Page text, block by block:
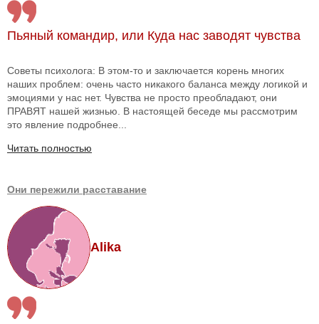
Пьяный командир, или Куда нас заводят чувства
Советы психолога: В этом-то и заключается корень многих
наших проблем: очень часто никакого баланса между логикой и
эмоциями у нас нет. Чувства не просто преобладают, они
ПРАВЯТ нашей жизнью. В настоящей беседе мы рассмотрим
это явление подробнее...
Читать полностью
Они пережили расставание
Alika